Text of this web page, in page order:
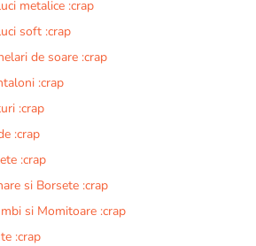
metalice :crap
soft :crap
de soare :crap
:crap
:crap
:crap
:crap
si Borsete :crap
si Momitoare :crap
:crap